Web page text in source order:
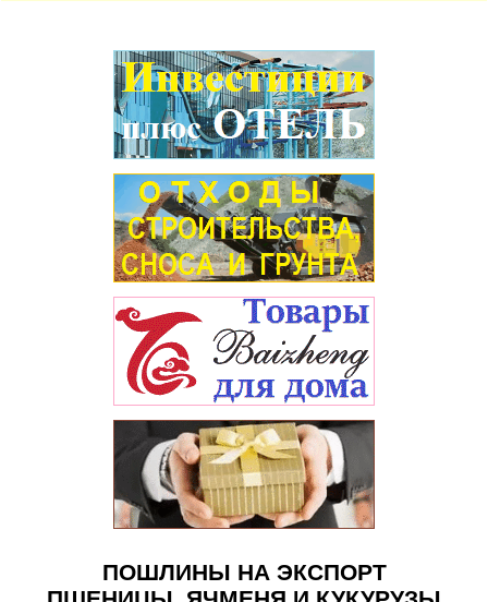
ПОШЛИНЫ НА ЭКСПОРТ